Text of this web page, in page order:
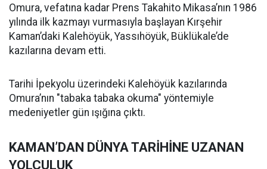
Omura, vefatına kadar Prens Takahito Mikasa’nın 1986
yılında ilk kazmayı vurmasıyla başlayan Kırşehir
Kaman’daki Kalehöyük, Yassıhöyük, Büklükale’de
kazılarına devam etti.
Tarihi İpekyolu üzerindeki Kalehöyük kazılarında
Omura’nın "tabaka tabaka okuma" yöntemiyle
medeniyetler gün ışığına çıktı.
KAMAN’DAN DÜNYA TARİHİNE UZANAN
YOLCULUK